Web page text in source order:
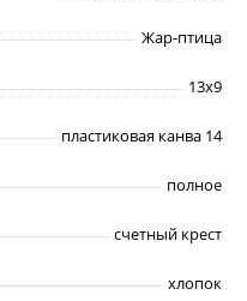
Жар-птица
13х9
пластиковая канва 14
полное
счетный крест
хлопок